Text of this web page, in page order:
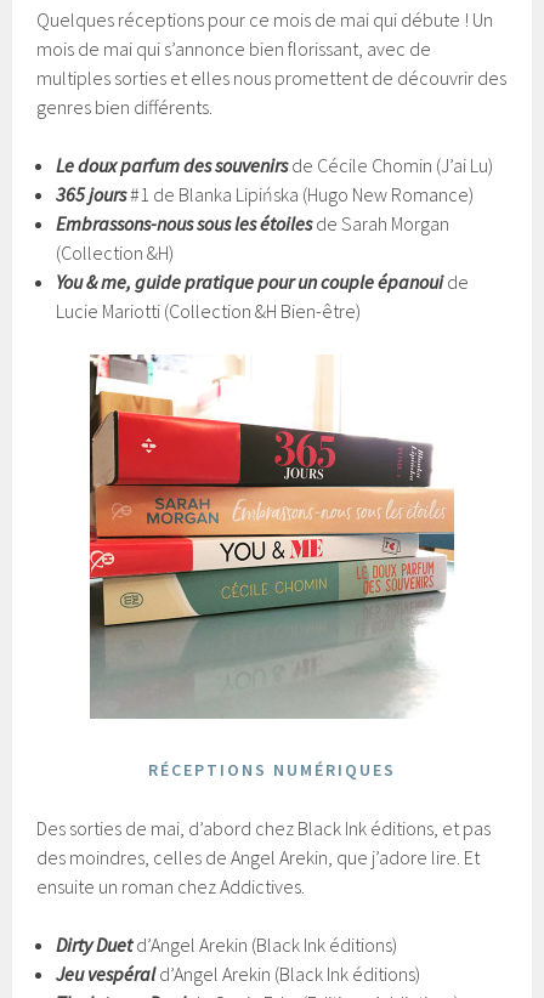
Quelques réceptions pour ce mois de mai qui débute ! Un
mois de mai qui s’annonce bien florissant, avec de
multiples sorties et elles nous promettent de découvrir des
genres bien différents.
Le doux parfum des souvenirsde Cécile Chomin (J’ai Lu)
365 jours#1 de Blanka Lipińska (Hugo New Romance)
Embrassons-nous sous les étoilesde Sarah Morgan
(Collection &H)
You & me, guide pratique pour un couple épanouide
Lucie Mariotti (Collection &H Bien-être)
RÉCEPTIONS NUMÉRIQUES
Des sorties de mai, d’abord chez Black Ink éditions, et pas
des moindres, celles de Angel Arekin, que j’adore lire. Et
ensuite un roman chez Addictives.
Dirty Duetd’Angel Arekin (Black Ink éditions)
Jeu vespérald’Angel Arekin (Black Ink éditions)